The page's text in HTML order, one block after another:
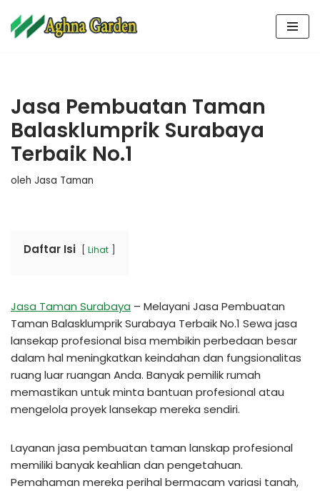
Lompat
Jasa Pembuatan Taman
Balasklumprik Surabaya
Terbaik No.1
oleh Jasa Taman
Daftar Isi Lihat
Jasa Taman Surabaya – Melayani Jasa Pembuatan
Taman Balasklumprik Surabaya Terbaik No.1 Sewa jasa
lansekap profesional bisa membikin perbedaan besar
dalam hal meningkatkan keindahan dan fungsionalitas
ruang luar ruangan Anda. Banyak pemilik rumah
memastikan untuk minta bantuan profesional atau
mengelola proyek lansekap mereka sendiri.
Layanan jasa pembuatan taman lanskap profesional
memiliki banyak keahlian dan pengetahuan.
Pemahaman mereka perihal bermacam variasi tanah,